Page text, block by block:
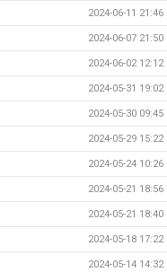
2024-06-11 21:46
2024-06-07 21:50
2024-06-02 12:12
2024-05-31 19:02
2024-05-30 09:45
2024-05-29 15:22
2024-05-24 10:26
2024-05-21 18:56
2024-05-21 18:40
2024-05-18 17:22
2024-05-14 14:32